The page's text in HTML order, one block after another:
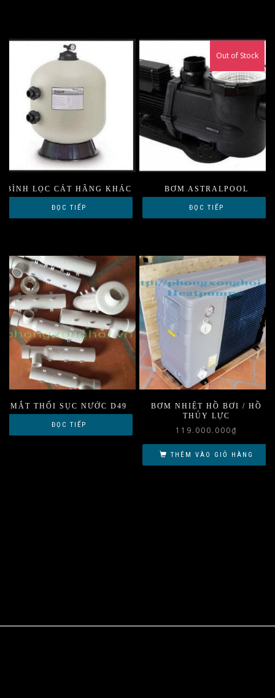
BÌNH LỌC CÁT HÃNG KHÁC
ĐỌC TIẾP
BƠM ASTRALPOOL
Out of Stock
ĐỌC TIẾP
MẮT THỔI SỤC NƯỚC D49
ĐỌC TIẾP
BƠM NHIỆT HỒ BƠI / HỒ
THỦY LỰC
119.000.000₫
THÊM VÀO GIỎ HÀNG